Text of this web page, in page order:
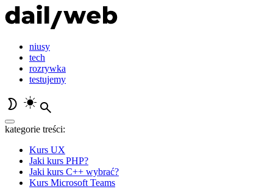
niusy
tech
rozrywka
testujemy
kategorie treści:
Kurs UX
Jaki kurs PHP?
Jaki kurs C++ wybrać?
Kurs Microsoft Teams